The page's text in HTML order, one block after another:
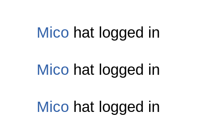
Mico hat logged in
Mico hat logged in
Mico hat logged in